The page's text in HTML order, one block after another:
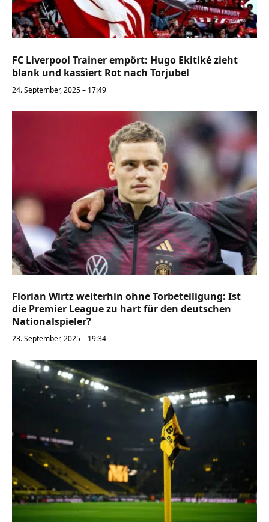
FC Liverpool Trainer empört: Hugo Ekitiké zieht
blank und kassiert Rot nach Torjubel
24. September, 2025 – 17:49
Florian Wirtz weiterhin ohne Torbeteiligung: Ist
die Premier League zu hart für den deutschen
Nationalspieler?
23. September, 2025 – 19:34